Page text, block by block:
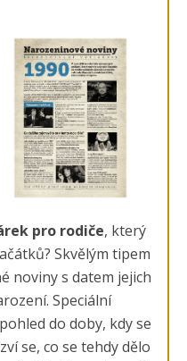
pro rodiče, který
Skvělým tipem
noviny s datem jejich
Speciální
do doby, kdy se
se, co se tehdy dělo